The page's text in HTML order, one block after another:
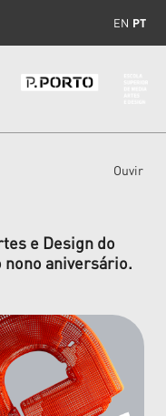
EN PT
Ouvir
e Design do
aniversário.